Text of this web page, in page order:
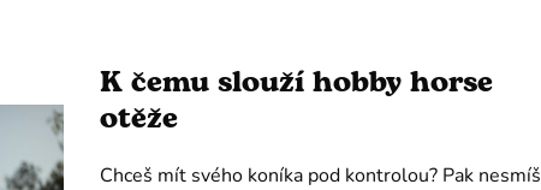
K čemu slouží hobby horse
otěže
Chceš mít svého koníka pod kontrolou? Pak nesmíš